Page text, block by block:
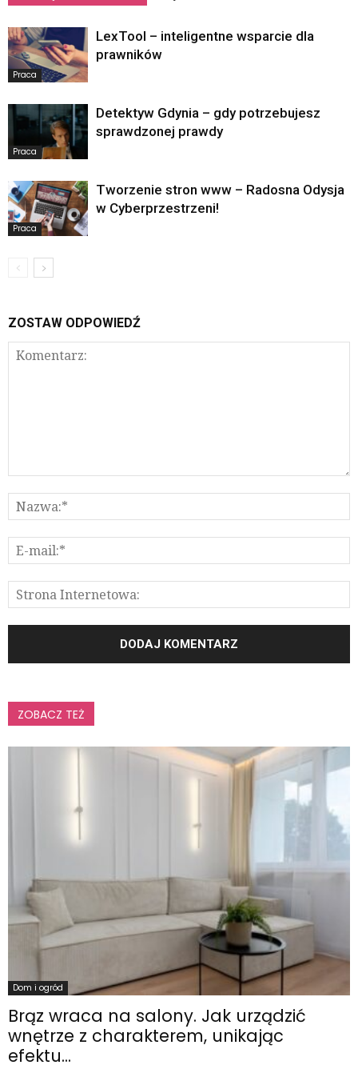
Praca
LexTool – inteligentne wsparcie dla
prawników
Praca
Detektyw Gdynia – gdy potrzebujesz
sprawdzonej prawdy
Praca
Tworzenie stron www – Radosna Odysja
w Cyberprzestrzeni!
ZOSTAW ODPOWIEDŹ
ZOBACZ TEŻ
Dom i ogród
Brąz wraca na salony. Jak urządzić
wnętrze z charakterem, unikając
efektu...